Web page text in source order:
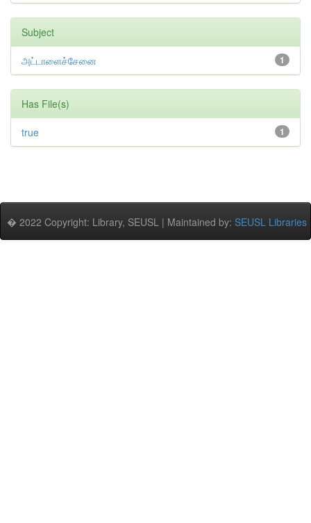
Subject
1
அட்டாளைச்சேனை
Has File(s)
1
true
� 2022 Copyright: Library, SEUSL | Maintained by: SEUSL Libraries